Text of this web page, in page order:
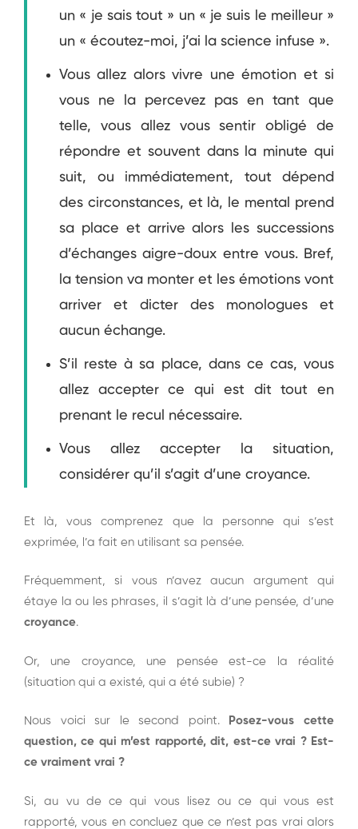
un « je sais tout » un « je suis le meilleur »
un « écoutez-moi, j’ai la science infuse ».
Vous allez alors vivre une émotion et si
vous ne la percevez pas en tant que
telle, vous allez vous sentir obligé de
répondre et souvent dans la minute qui
suit, ou immédiatement, tout dépend
des circonstances, et là, le mental prend
sa place et arrive alors les successions
d’échanges aigre-doux entre vous. Bref,
la tension va monter et les émotions vont
arriver et dicter des monologues et
aucun échange.
S’il reste à sa place, dans ce cas, vous
allez accepter ce qui est dit tout en
prenant le recul nécessaire.
Vous allez accepter la situation,
considérer qu’il s’agit d’une croyance.
Et là, vous comprenez que la personne qui s’est
exprimée, l’a fait en utilisant sa pensée.
Fréquemment, si vous n’avez aucun argument qui
étaye la ou les phrases, il s’agit là d’une pensée, d’une
croyance.
Or, une croyance, une pensée est-ce la réalité
(situation qui a existé, qui a été subie) ?
Nous voici sur le second point.
Posez-vous cette
question, ce qui m’est rapporté, dit, est-ce vrai ? Est-
ce vraiment vrai ?
Si, au vu de ce qui vous lisez ou ce qui vous est
rapporté, vous en concluez que ce n’est pas vrai alors